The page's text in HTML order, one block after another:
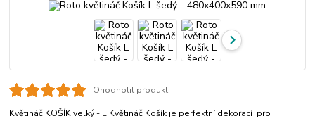
Ohodnotit produkt
Květináč KOŠÍK velký - L Květináč Košík je perfektní dekorací pro